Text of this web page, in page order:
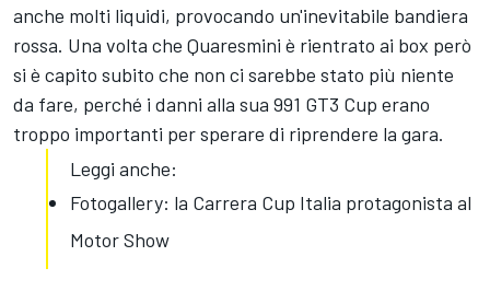
anche molti liquidi, provocando un'inevitabile bandiera
rossa. Una volta che Quaresmini è rientrato ai box però
si è capito subito che non ci sarebbe stato più niente
da fare, perché i danni alla sua 991 GT3 Cup erano
troppo importanti per sperare di riprendere la gara.
Leggi anche:
Fotogallery: la Carrera Cup Italia protagonista al
Motor Show